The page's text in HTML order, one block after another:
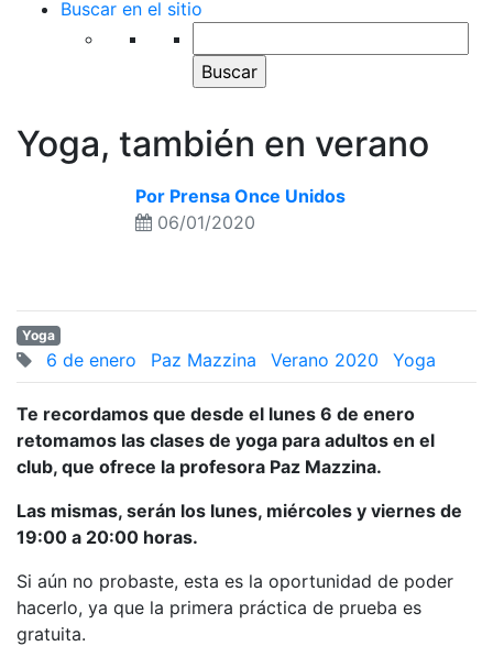
Buscar en el sitio
Yoga, también en verano
Por Prensa Once Unidos
06/01/2020
Yoga
6 de enero Paz Mazzina Verano 2020 Yoga
Te recordamos que desde el lunes 6 de enero
retomamos las clases de yoga para adultos en el
club, que ofrece la profesora Paz Mazzina.
Las mismas, serán los lunes, miércoles y viernes de
19:00 a 20:00 horas.
Si aún no probaste, esta es la oportunidad de poder
hacerlo, ya que la primera práctica de prueba es
gratuita.